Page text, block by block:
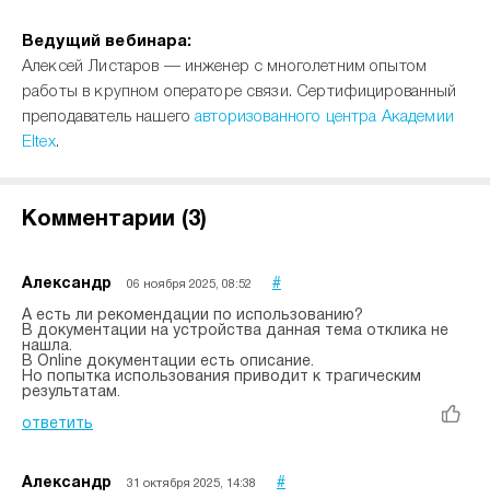
Ведущий вебинара:
Алексей Листаров — инженер с многолетним опытом
работы в крупном операторе связи. Сертифицированный
преподаватель нашегоавторизованного центра Академии
Eltex.
Комментарии (3)
Александр 06 ноября 2025, 08:52 #
А есть ли рекомендации по использованию?
В документации на устройства данная тема отклика не
нашла.
В Online документации есть описание.
Но попытка использования приводит к трагическим
результатам.
ответить
Александр 31 октября 2025, 14:38 #